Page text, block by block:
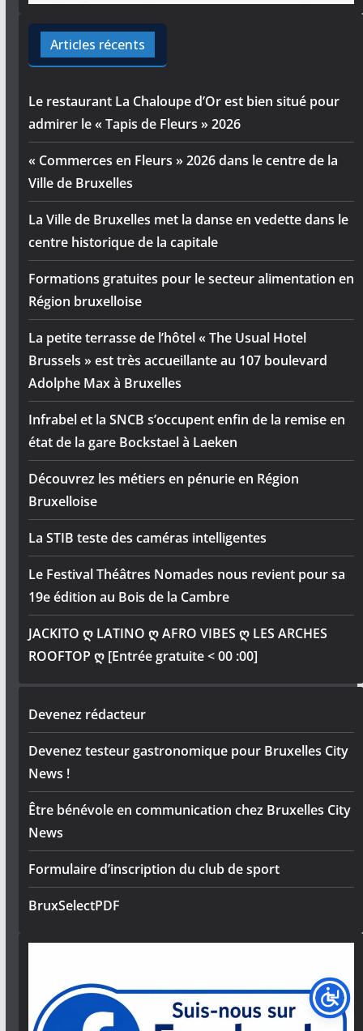
Articles récents
Le restaurant La Chaloupe d’Or est bien situé pour
admirer le « Tapis de Fleurs » 2026
« Commerces en Fleurs » 2026 dans le centre de la
Ville de Bruxelles
La Ville de Bruxelles met la danse en vedette dans le
centre historique de la capitale
Formations gratuites pour le secteur alimentation en
Région bruxelloise
La petite terrasse de l’hôtel « The Usual Hotel
Brussels » est très accueillante au 107 boulevard
Adolphe Max à Bruxelles
Infrabel et la SNCB s’occupent enfin de la remise en
état de la gare Bockstael à Laeken
Découvrez les métiers en pénurie en Région
Bruxelloise
La STIB teste des caméras intelligentes
Le Festival Théâtres Nomades nous revient pour sa
19e édition au Bois de la Cambre
JACKITO ღ LATINO ღ AFRO VIBES ღ LES ARCHES
ROOFTOP ღ [Entrée gratuite < 00 :00]
Devenez rédacteur
Devenez testeur gastronomique pour Bruxelles City
News !
Être bénévole en communication chez Bruxelles City
News
Formulaire d’inscription du club de sport
BruxSelectPDF